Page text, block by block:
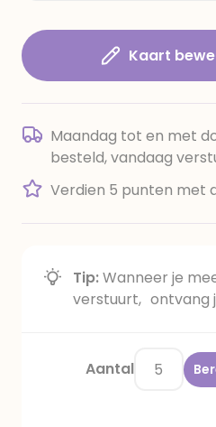
Kaart
Maandag tot en met
besteld, vandaag
Verdien 5 punten met
Tip:Wanneer je
verstuurt, ontvang
Aantal